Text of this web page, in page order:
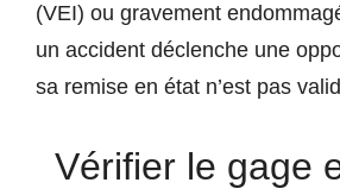
(VEI) ou gravement
un accident déclenche une
sa remise en état n’est pas
Vérifier le gage